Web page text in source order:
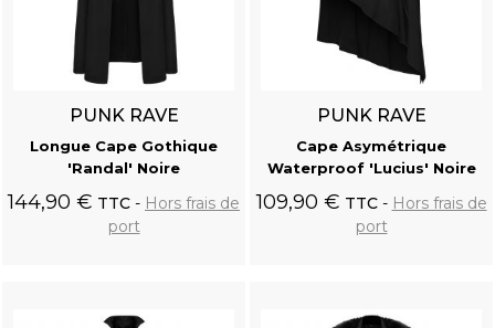
PUNK RAVE
Longue Cape Gothique
'Randal' Noire
144,90 € TTC
Hors frais de
port
PUNK RAVE
Cape Asymétrique
Waterproof 'Lucius' Noire
109,90 € TTC
Hors frais de
port